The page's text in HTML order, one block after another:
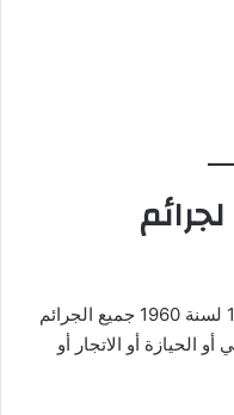
ينظم قانون مكافحة المخدرات رقم 182 لسنة 1960 جميع الجرائم
الحيازة أو الاتجار أو